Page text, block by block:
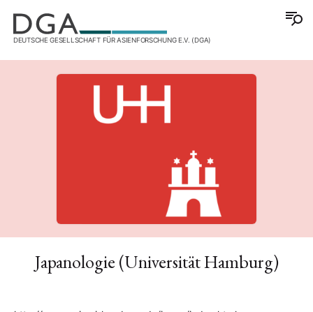
DEUTSCHE GESELLSCHAFT FÜR ASIENFORSCHUNG E.V. (DGA)
Japanologie (Universität Hamburg)